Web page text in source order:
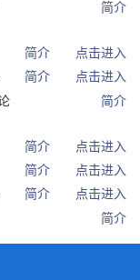
简介
点击进入
简介
点击进入
简介
简介
点击进入
简介
点击进入
简介
点击进入
简介
简介